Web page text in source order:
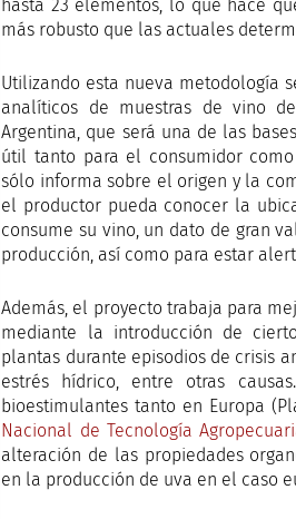
hasta 23 elementos, lo que hace
más robusto que las actuales
Utilizando esta nueva metodología
analíticos de muestras de vino
Argentina, que será una de las
útil tanto para el consumidor
sólo informa sobre el origen y la
el productor pueda conocer la
consume su vino, un dato de gran
producción, así como para estar
Además, el proyecto trabaja para
mediante la introducción de
plantas durante episodios de crisis
estrés hídrico, entre otras
bioestimulantes tanto en Europa
Nacional de Tecnología
alteración de las propiedades
en la producción de uva en el caso